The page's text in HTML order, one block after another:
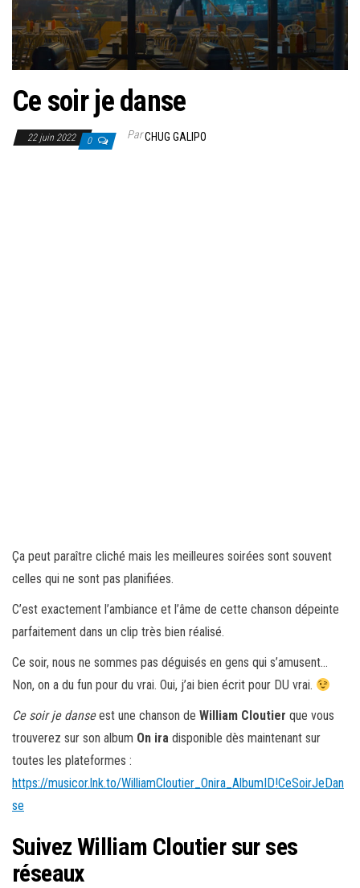
Ce soir je danse
22 juin 2022 0 ParCHUG GALIPO
Ça peut paraître cliché mais les meilleures soirées sont souvent
celles qui ne sont pas planifiées.
C’est exactement l’ambiance et l’âme de cette chanson dépeinte
parfaitement dans un clip très bien réalisé.
Ce soir, nous ne sommes pas déguisés en gens qui s’amusent…
Non, on a du fun pour du vrai. Oui, j’ai bien écrit pour DU vrai.
Ce soir je danseest une chanson de William Cloutier que vous
trouverez sur son album On ira disponible dès maintenant sur
toutes les plateformes :
https://musicor.lnk.to/WilliamCloutier_Onira_AlbumID!CeSoirJeDan
se
Suivez William Cloutier sur ses
réseaux